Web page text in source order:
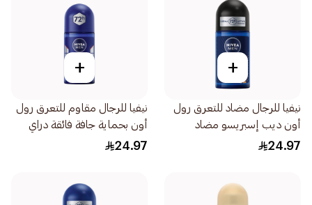
+
نيفيا للرجال مضاد للتعرق رول
أون ديب إسبريسو مضاد
للبكتيريا 50مل
24.97
+
نيفيا للرجال مقاوم للتعرق رول
أون بحماية جافة فائقة دراي
إمباكت 50مل
24.97